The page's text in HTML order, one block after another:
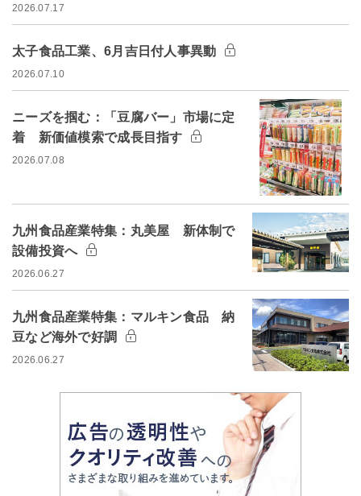
2026.07.17
太子食品工業、6月吉日付人事異動
2026.07.10
ニーズを掴む：「豆腐バー」市場に定
着 新価値模索で成長目指す
2026.07.08
九州食品産業特集：丸美屋 新体制で
設備投資へ
2026.06.27
九州食品産業特集：マルキン食品 納
豆など海外で好調
2026.06.27